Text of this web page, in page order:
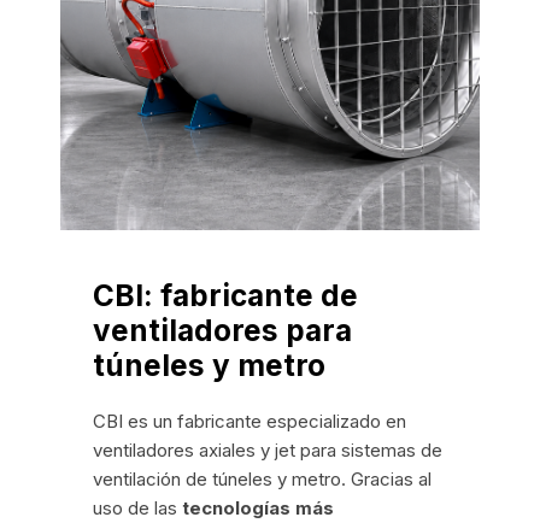
CBI: fabricante de
ventiladores para
túneles y metro
CBI es un fabricante especializado en
ventiladores axiales y jet para sistemas de
ventilación de túneles y metro. Gracias al
uso de las tecnologías más